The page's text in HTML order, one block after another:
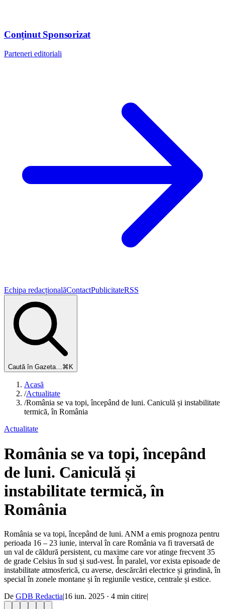
Conținut Sponsorizat
Parteneri editoriali
Echipa redacționalăContactPublicitateRSS
Caută în Gazeta…⌘K
Acasă
/Actualitate
/România se va topi, începând de luni. Caniculă și instabilitate
termică, în România
Actualitate
România se va topi, începând
de luni. Caniculă și
instabilitate termică, în
România
România se va topi, începând de luni. ANM a emis prognoza pentru
perioada 16 – 23 iunie, interval în care România va fi traversată de
un val de căldură persistent, cu maxime care vor atinge frecvent 35
de grade Celsius în sud și sud-vest. În paralel, vor exista episoade de
instabilitate atmosferică, cu averse, descărcări electrice și grindină, în
special în zonele montane și în regiunile vestice, centrale și estice.
De GDB Redactia|16 iun. 2025 · 4 min citire|